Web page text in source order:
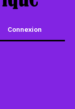
Connexion